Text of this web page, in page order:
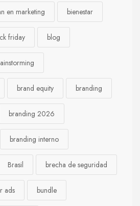
en marketing bienestar
friday blog
brand equity branding
branding 2026
branding interno
Brasil brecha de seguridad
ads bundle